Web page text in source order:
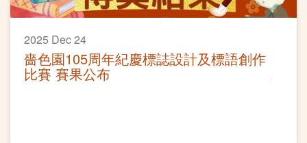
2025 Dec 24
嗇色園105周年紀慶標誌設計及標語創作
比賽 賽果公布